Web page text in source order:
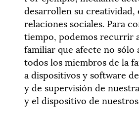
desarrollen su creatividad,
relaciones sociales. Para
tiempo, podemos recurrir
familiar que afecte no sólo
todos los miembros de la
a dispositivos y software
y de supervisión de
y el dispositivo de